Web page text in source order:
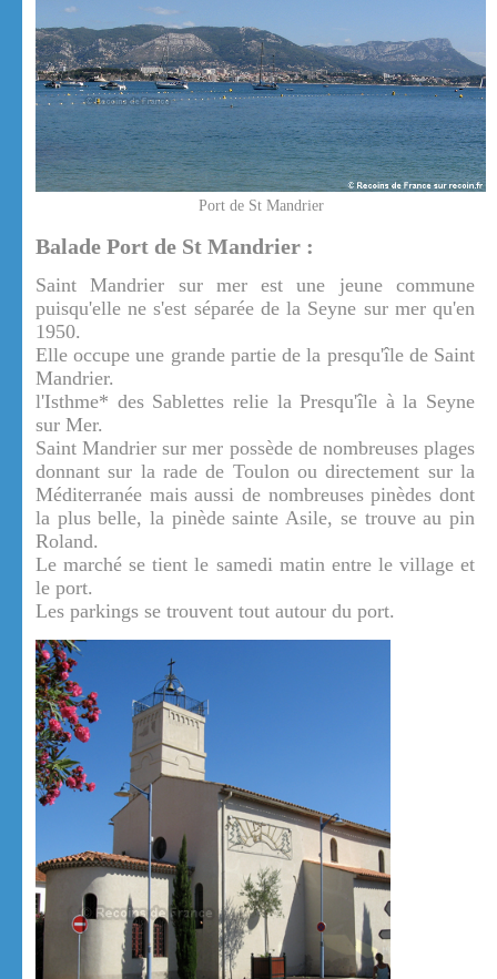
Port de St Mandrier
Balade Port de St Mandrier :
Saint Mandrier sur mer est une jeune commune
puisqu'elle ne s'est séparée de la Seyne sur mer qu'en
1950.
Elle occupe une grande partie de la presqu'île de Saint
Mandrier.
l'Isthme* des Sablettes relie la Presqu'île à la Seyne
sur Mer.
Saint Mandrier sur mer possède de nombreuses plages
donnant sur la rade de Toulon ou directement sur la
Méditerranée mais aussi de nombreuses pinèdes dont
la plus belle, la pinède sainte Asile, se trouve au pin
Roland.
Le marché se tient le samedi matin entre le village et
le port.
Les parkings se trouvent tout autour du port.